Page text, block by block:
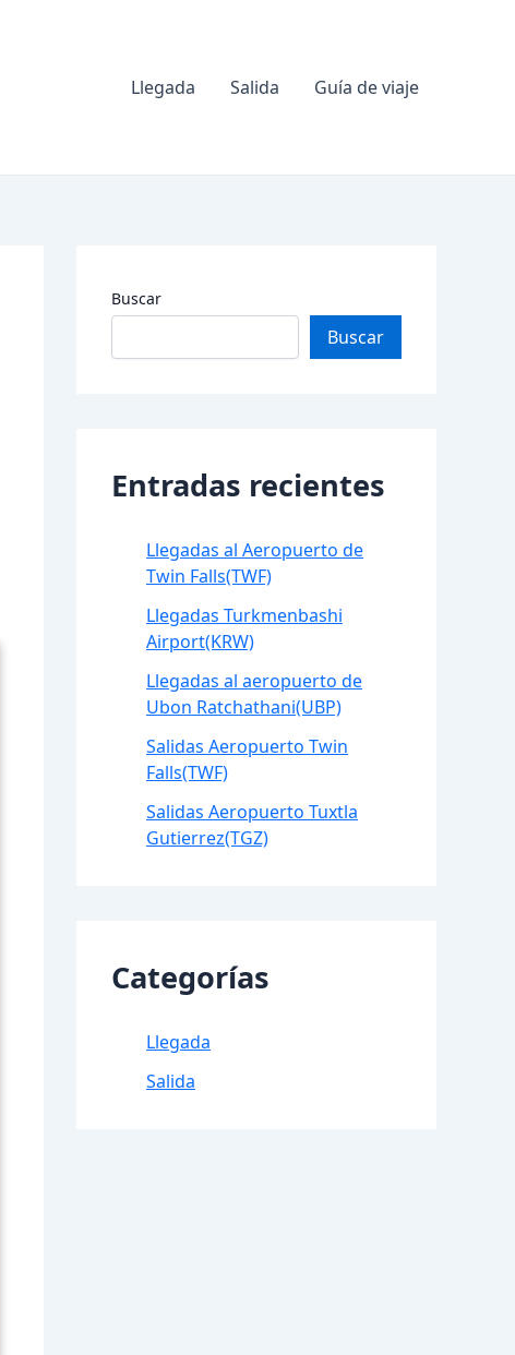
Llegada Salida Guía de viaje
Buscar
Buscar
Entradas recientes
Llegadas al Aeropuerto de
Twin Falls(TWF)
Llegadas Turkmenbashi
Airport(KRW)
Llegadas al aeropuerto de
Ubon Ratchathani(UBP)
Salidas Aeropuerto Twin
Falls(TWF)
Salidas Aeropuerto Tuxtla
Gutierrez(TGZ)
Categorías
Llegada
Salida